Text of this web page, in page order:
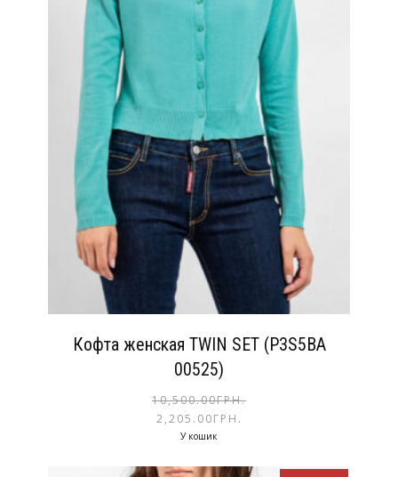
Кофта женская TWIN SET (P3S5BA
00525)
10,500.00ГРН.
2,205.00ГРН.
У кошик